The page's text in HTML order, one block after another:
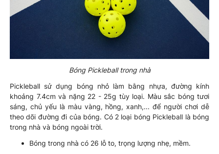
Bóng Pickleball trong nhà
Pickleball sử dụng bóng nhỏ làm bằng nhựa, đường kính
khoảng 7.4cm và nặng 22 - 25g tùy loại. Màu sắc bóng tươi
sáng, chủ yếu là màu vàng, hồng, xanh,... để người chơi dễ
theo dõi đường đi của bóng. Có 2 loại bóng Pickleball là bóng
trong nhà và bóng ngoài trời.
Bóng trong nhà có 26 lỗ to, trọng lượng nhẹ, mềm.